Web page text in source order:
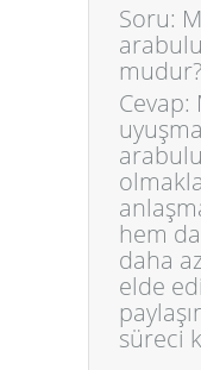
Soru:
mudur?
Cevap:
hem
daha
elde
süreci